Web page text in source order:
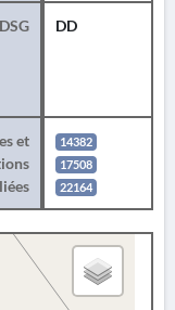
DSG DD
et
liées
14382
17508
22164